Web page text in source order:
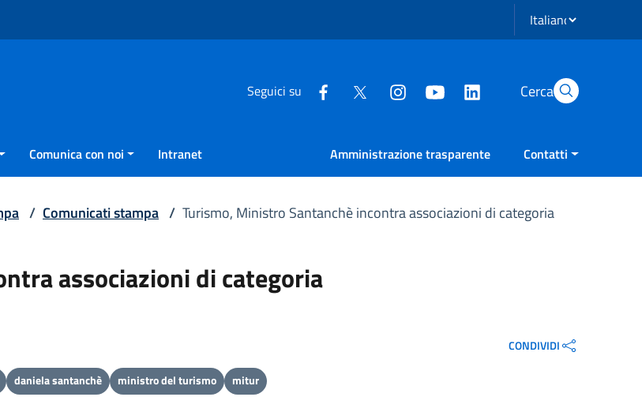
Seleziona lingua
Seguici su Cerca
Comunica con noi Intranet Amministrazione trasparente Contatti
/ Comunicati stampa / Turismo, Ministro Santanchè incontra associazioni di categoria
associazioni di categoria
CONDIVIDI
daniela santanchè ministro del turismo mitur